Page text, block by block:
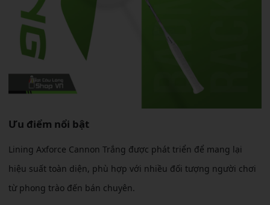
Ưu điểm nổi bật
Lining Axforce Cannon Trắng được phát triển để mang lại
hiệu suất toàn diện, phù hợp với nhiều đối tượng người chơi
từ phong trào đến bán chuyên.